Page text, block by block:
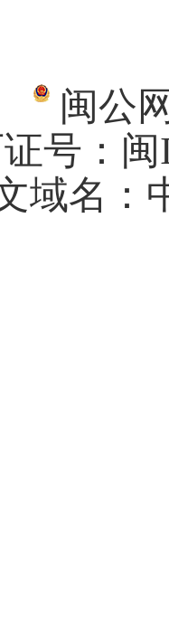
闽公
号： 闽
域名：